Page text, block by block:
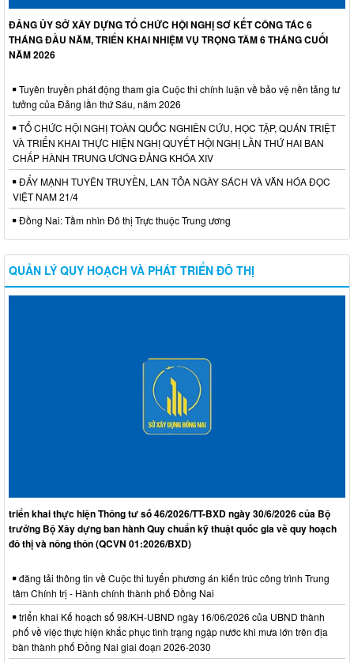
ĐẢNG ỦY SỞ XÂY DỰNG TỔ CHỨC HỘI NGHỊ SƠ KẾT CÔNG TÁC 6
THÁNG ĐẦU NĂM, TRIỂN KHAI NHIỆM VỤ TRỌNG TÂM 6 THÁNG CUỐI
NĂM 2026
Tuyên truyền phát động tham gia Cuộc thi chính luận về bảo vệ nền tảng tư
tưởng của Đảng lần thứ Sáu, năm 2026
TỔ CHỨC HỘI NGHỊ TOÀN QUỐC NGHIÊN CỨU, HỌC TẬP, QUÁN TRIỆT
VÀ TRIỂN KHAI THỰC HIỆN NGHỊ QUYẾT HỘI NGHỊ LẦN THỨ HAI BAN
CHẤP HÀNH TRUNG ƯƠNG ĐẢNG KHÓA XIV
ĐẨY MẠNH TUYÊN TRUYỀN, LAN TỎA NGÀY SÁCH VÀ VĂN HÓA ĐỌC
VIỆT NAM 21/4
Đồng Nai: Tầm nhìn Đô thị Trực thuộc Trung ương
QUẢN LÝ QUY HOẠCH VÀ PHÁT TRIỂN ĐÔ THỊ
triển khai thực hiện Thông tư số 46/2026/TT-BXD ngày 30/6/2026 của Bộ
trưởng Bộ Xây dựng ban hành Quy chuẩn kỹ thuật quốc gia về quy hoạch
đô thị và nông thôn (QCVN 01:2026/BXD)
đăng tải thông tin về Cuộc thi tuyển phương án kiến trúc công trình Trung
tâm Chính trị - Hành chính thành phố Đồng Nai
triển khai Kế hoạch số 98/KH-UBND ngày 16/06/2026 của UBND thành
phố về việc thực hiện khắc phục tình trạng ngập nước khi mưa lớn trên địa
bàn thành phố Đồng Nai giai đoạn 2026-2030